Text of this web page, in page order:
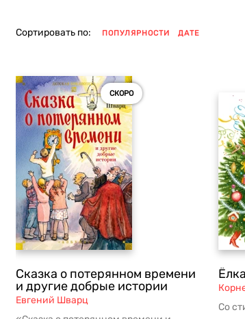
Сортировать по: ПОПУЛЯРНОСТИ ДАТЕ
СКОРО
Сказка о потерянном времени
и другие добрые истории
Евгений Шварц
Со